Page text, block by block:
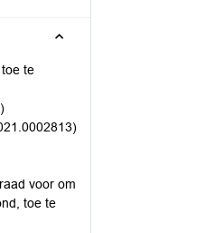
te
voor om
toe te